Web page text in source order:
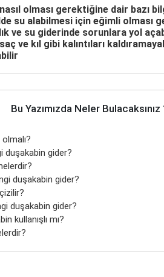
olması gerektiğine dair bazı
su alabilmesi için eğimli olması
ve su giderinde sorunlara yol
ve kıl gibi kalıntıları
Bu Yazımızda Neler Bulacaksınız
duşakabin gider?
duşakabin gider?
duşakabin gider?
kullanışlı mı?